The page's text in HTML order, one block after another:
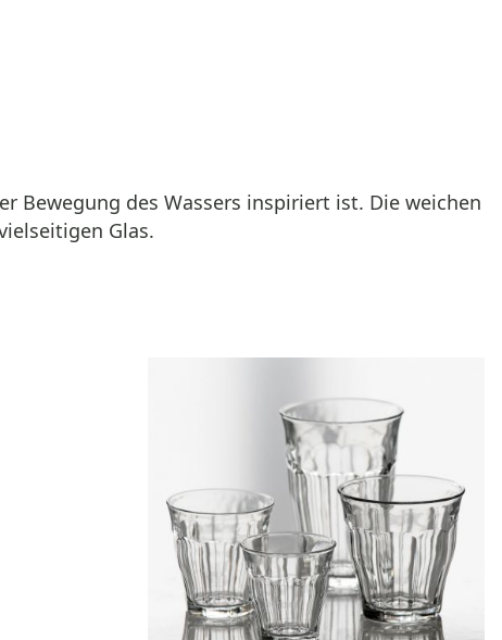
Bewegung des Wassers inspiriert ist. Die weichen
Glas.